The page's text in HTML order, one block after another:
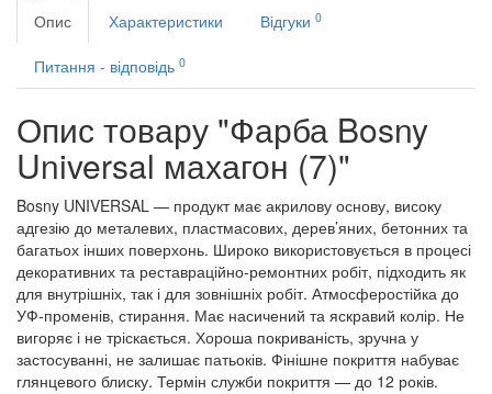
Опис
Характеристики Відгуки 0
Питання - відповідь 0
Опис товару "Фарба Bosny
Universal махагон (7)"
Bosny UNIVERSAL — продукт має акрилову основу, високу
адгезію до металевих, пластмасових, дерев’яних, бетонних та
багатьох інших поверхонь. Широко використовується в процесі
декоративних та реставраційно-ремонтних робіт, підходить як
для внутрішніх, так і для зовнішніх робіт. Атмосферостійка до
УФ-променів, стирання. Має насичений та яскравий колір. Не
вигоряє і не тріскається. Хороша покриваність, зручна у
застосуванні, не залишає патьоків. Фінішне покриття набуває
глянцевого блиску. Термін служби покриття — до 12 років.